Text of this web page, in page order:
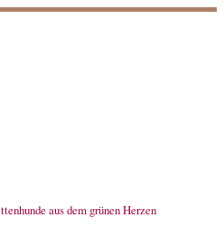
aus dem grünen Herzen